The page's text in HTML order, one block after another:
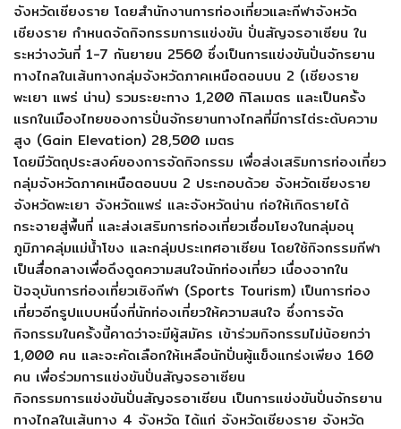
จังหวัดเชียงราย โดยสำนักงานการท่องเที่ยวและกีฬาจังหวัด
เชียงราย กำหนดจัดกิจกรรมการแข่งขัน ปั่นสัญจรอาเซียน ใน
ระหว่างวันที่ 1-7 กันยายน 2560 ซึ่งเป็นการแข่งขันปั่นจักรยาน
ทางไกลในเส้นทางกลุ่มจังหวัดภาคเหนือตอนบน 2 (เชียงราย
พะเยา แพร่ น่าน) รวมระยะทาง 1,200 กิโลเมตร และเป็นครั้ง
แรกในเมืองไทยของการปั่นจักรยานทางไกลที่มีการไต่ระดับความ
สูง (Gain Elevation) 28,500 เมตร
โดยมีวัตถุประสงค์ของการจัดกิจกรรม เพื่อส่งเสริมการท่องเที่ยว
กลุ่มจังหวัดภาคเหนือตอนบน 2 ประกอบด้วย จังหวัดเชียงราย
จังหวัดพะเยา จังหวัดแพร่ และจังหวัดน่าน ก่อให้เกิดรายได้
กระจายสู่พื้นที่ และส่งเสริมการท่องเที่ยวเชื่อมโยงในกลุ่มอนุ
ภูมิภาคลุ่มแม่น้ำโขง และกลุ่มประเทศอาเซียน โดยใช้กิจกรรมกีฬา
เป็นสื่อกลางเพื่อดึงดูดความสนใจนักท่องเที่ยว เนื่องจากใน
ปัจจุบันการท่องเที่ยวเชิงกีฬา (Sports Tourism) เป็นการท่อง
เที่ยวอีกรูปแบบหนึ่งที่นักท่องเที่ยวให้ความสนใจ ซึ่งการจัด
กิจกรรมในครั้งนี้คาดว่าจะมีผู้สมัคร เข้าร่วมกิจกรรมไม่น้อยกว่า
1,000 คน และจะคัดเลือกให้เหลือนักปั่นผู้แข็งแกร่งเพียง 160
คน เพื่อร่วมการแข่งขันปั่นสัญจรอาเซียน
กิจกรรมการแข่งขันปั่นสัญจรอาเซียน เป็นการแข่งขันปั่นจักรยาน
ทางไกลในเส้นทาง 4 จังหวัด ได้แก่ จังหวัดเชียงราย จังหวัด